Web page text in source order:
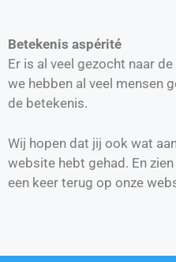
Betekenis aspérité
Er is al veel gezocht naar
we hebben al veel mensen
de betekenis.
Wij hopen dat jij ook wat
website hebt gehad. En
een keer terug op onze